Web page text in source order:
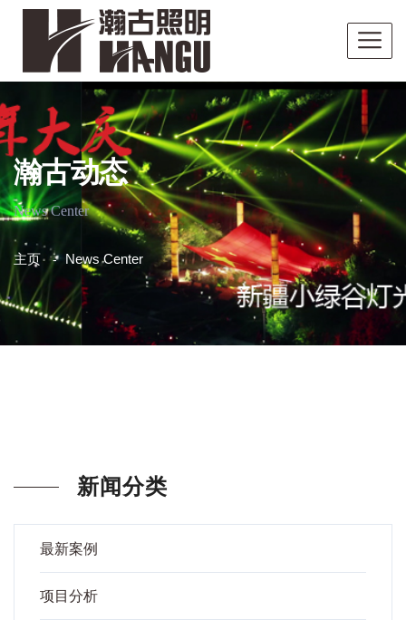
瀚古动态
News Center
主页 News Center
新闻分类
最新案例
项目分析